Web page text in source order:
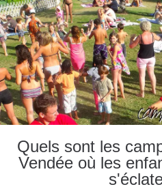
Quels sont les
Vendée où les